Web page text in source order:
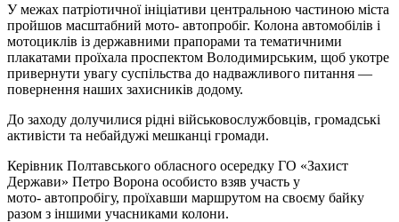
У межах патріотичної ініціативи центральною частиною міста
пройшов масштабний мото- автопробіг. Колона автомобілів і
мотоциклів із державними прапорами та тематичними
плакатами проїхала проспектом Володимирським, щоб укотре
привернути увагу суспільства до надважливого питання —
повернення наших захисників додому.
До заходу долучилися рідні військовослужбовців, громадські
активісти та небайдужі мешканці громади.
Керівник Полтавського обласного осередку ГО «Захист
Держави» Петро Ворона особисто взяв участь у
мото- автопробігу, проїхавши маршрутом на своєму байку
разом з іншими учасниками колони.